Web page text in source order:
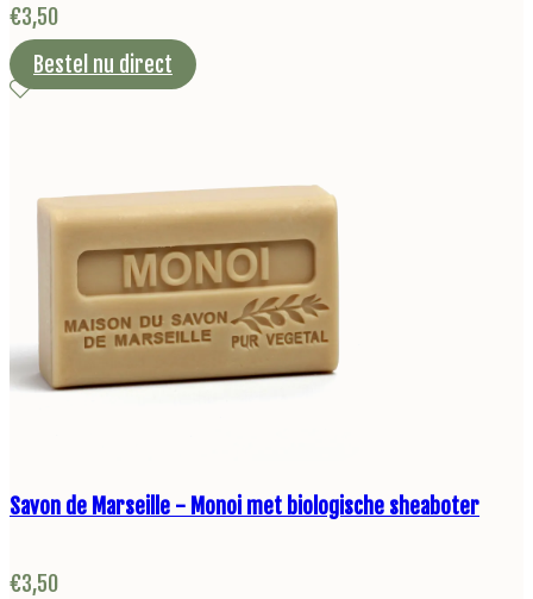
€3,50
Bestel nu direct
Savon de Marseille - Monoi met biologische sheaboter
€3,50